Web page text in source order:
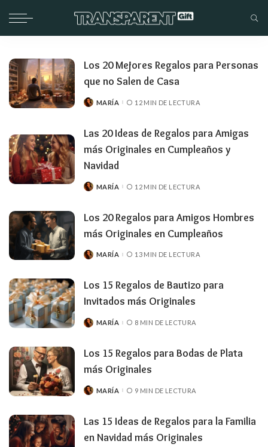
Los 20 Mejores Regalos para Personas
que no Salen de Casa
PUBLICADO
MARÍA 12 MIN DE LECTURA
Las 20 Ideas de Regalos para Amigas
más Originales en Cumpleaños y
Navidad
PUBLICADO
MARÍA 12 MIN DE LECTURA
Los 20 Regalos para Amigos Hombres
más Originales en Cumpleaños
PUBLICADO
MARÍA 13 MIN DE LECTURA
Los 15 Regalos de Bautizo para
Invitados más Originales
PUBLICADO
MARÍA 8 MIN DE LECTURA
Los 15 Regalos para Bodas de Plata
más Originales
PUBLICADO
MARÍA 9 MIN DE LECTURA
Las 15 Ideas de Regalos para la Familia
en Navidad más Originales